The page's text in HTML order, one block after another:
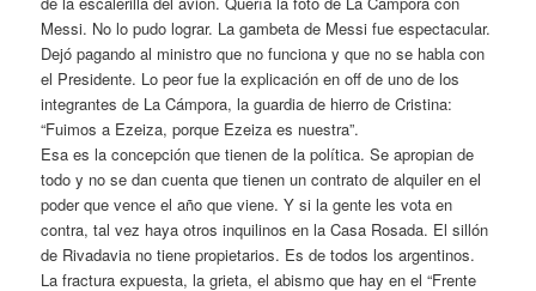
Messi. No lo pudo lograr. La gambeta de Messi fue espectacular.
Dejó pagando al ministro que no funciona y que no se habla con
el Presidente. Lo peor fue la explicación en off de uno de los
integrantes de La Cámpora, la guardia de hierro de Cristina:
“Fuimos a Ezeiza, porque Ezeiza es nuestra”.
Esa es la concepción que tienen de la política. Se apropian de
todo y no se dan cuenta que tienen un contrato de alquiler en el
poder que vence el año que viene. Y si la gente les vota en
contra, tal vez haya otros inquilinos en la Casa Rosada. El sillón
de Rivadavia no tiene propietarios. Es de todos los argentinos.
La fractura expuesta, la grieta, el abismo que hay en el “Frente